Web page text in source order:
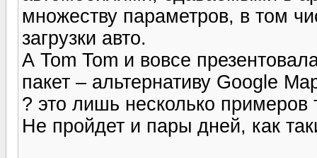
множеству параметров, в том
загрузки авто.
А Tom Tom и вовсе
пакет – альтернативу Google
? это лишь несколько примеров
Не пройдет и пары дней, как